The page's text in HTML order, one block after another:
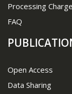
Processing
FAQ
Open Access
Data Sharing